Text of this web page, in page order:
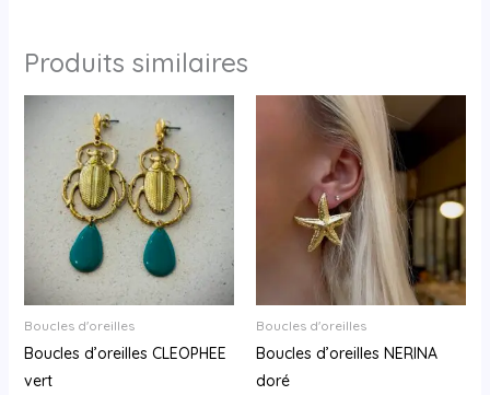
Produits similaires
Boucles d'oreilles
Boucles d’oreilles CLEOPHEE
vert
Boucles d'oreilles
Boucles d’oreilles NERINA
doré